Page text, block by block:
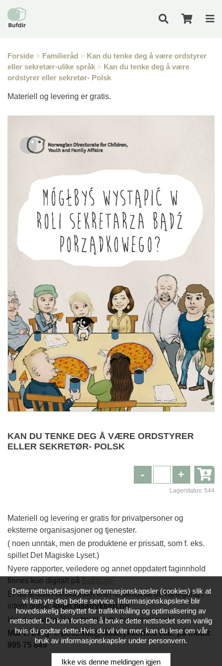
Forside > Familieråd > Kan du tenke deg å være ordstyrer
eller sekretær-ulike språk > Kan du tenke deg å være
ordstyrer eller sekretør- Polsk
Materiell og levering er gratis.
KAN DU TENKE DEG Å VÆRE ORDSTYRER
ELLER SEKRETØR- POLSK
+
-
Lagerstatus: 544
Materiell og levering er gratis for privatpersoner og
eksterne organisasjoner og tjenester.
( noen unntak, men de produktene er prissatt, som f. eks.
spillet Det Magiske Lyset.)
Nyere rapporter, veiledere og annet oppdatert faginnhold
finnes kun digitalt på Bufdir.no
Er du ansatt i direktoratet eller etaten,skal du ha tilgang i
intern portal:login.flisatrykkeri.no
Har du spørsmål knyttet til dette,ta kontakt med:
Mia V. Berg- e-post:mia@flisatrykkeri.no eller på mobil:
995 75 849
Dette nettstedet benytter informasjonskapsler (cookies) slik at
vi kan yte deg bedre service. Informasjonskapslene blir
hovedsakelig benyttet for trafikkmåling og optimalisering av
nettstedet. Du kan fortsette å bruke dette nettstedet som vanlig
hvis du godtar dette.Hvis du vil vite mer, kan du lese om vår
bruk av informasjonskapsler under personvern.
Ikke vis denne meldingen igjen